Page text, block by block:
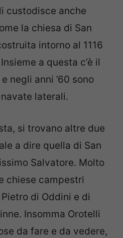
custodisce anche
la chiesa di San
intorno al 1116
a questa c’è il
negli anni ’60 sono
laterali.
si trovano altre due
a dire quella di San
Salvatore. Molto
chiese campestri
di Oddini e di
Insomma Orotelli
da fare e da vedere,